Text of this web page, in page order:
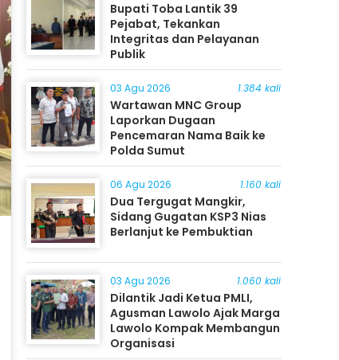
Bupati Toba Lantik 39
Pejabat, Tekankan
Integritas dan Pelayanan
Publik
03 Agu 2026 1.384 kali
Wartawan MNC Group
Laporkan Dugaan
Pencemaran Nama Baik ke
Polda Sumut
06 Agu 2026 1.160 kali
Dua Tergugat Mangkir,
Sidang Gugatan KSP3 Nias
Berlanjut ke Pembuktian
03 Agu 2026 1.060 kali
Dilantik Jadi Ketua PMLI,
Agusman Lawolo Ajak Marga
Lawolo Kompak Membangun
Organisasi